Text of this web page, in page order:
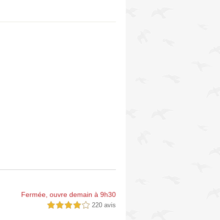
Fermée, ouvre demain à 9h30
4,0 étoiles sur 5 220 avis